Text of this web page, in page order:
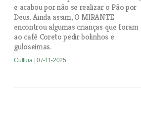
e acabou por não se realizar o Pão por
Deus. Ainda assim, O MIRANTE
encontrou algumas crianças que foram
ao café Coreto pedir bolinhos e
guloseimas.
Cultura | 07-11-2025